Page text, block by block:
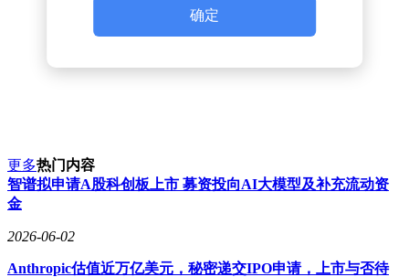
确定
更多热门内容
智谱拟申请A股科创板上市 募资投向AI大模型及补充流动资
金
2026-06-02
Anthropic估值近万亿美元，秘密递交IPO申请，上市与否待